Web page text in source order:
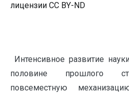
лицензии CC BY-ND
Интенсивное развитие
половине прошлого
повсеместную